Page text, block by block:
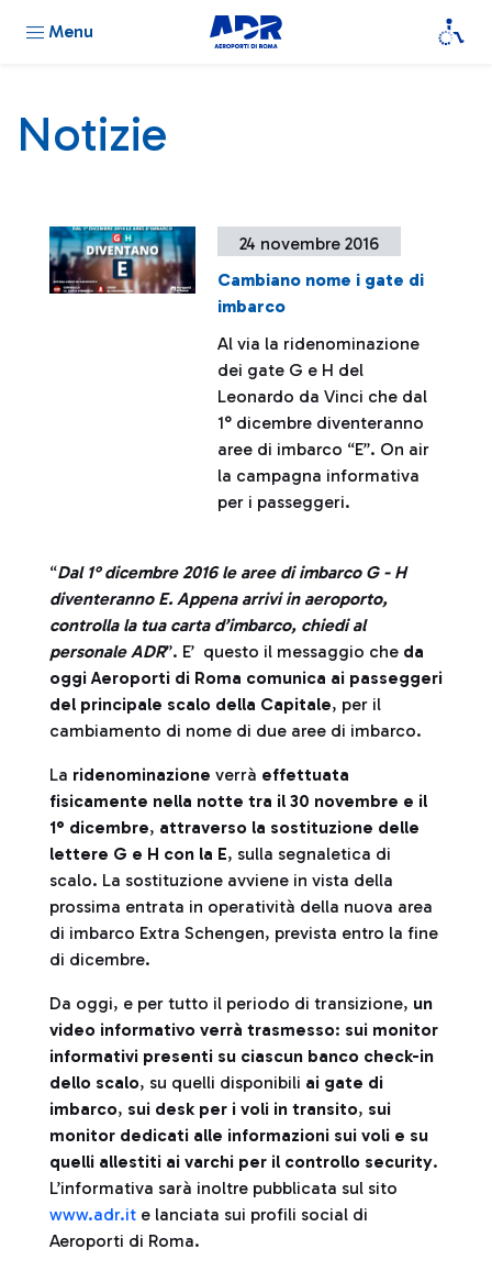
Menu
Notizie
24 novembre 2016
Cambiano nome i gate di
imbarco
Al via la ridenominazione
dei gate G e H del
Leonardo da Vinci che dal
1° dicembre diventeranno
aree di imbarco “E”. On air
la campagna informativa
per i passeggeri.
“Dal 1° dicembre 2016 le aree di imbarco G - H
diventeranno E. Appena arrivi in aeroporto,
controlla la tua carta d’imbarco, chiedi al
personale ADR”. E’ questo il messaggio che da
oggi Aeroporti di Roma comunica ai passeggeri
del principale scalo della Capitale, per il
cambiamento di nome di due aree di imbarco.
La ridenominazione verrà effettuata
fisicamente nella notte tra il 30 novembre e il
1° dicembre, attraverso la sostituzione delle
lettere G e H con la E, sulla segnaletica di
scalo. La sostituzione avviene in vista della
prossima entrata in operatività della nuova area
di imbarco Extra Schengen, prevista entro la fine
di dicembre.
Da oggi, e per tutto il periodo di transizione, un
video informativo verrà trasmesso: sui monitor
informativi presenti su ciascun banco check-in
dello scalo, su quelli disponibili ai gate di
imbarco, sui desk per i voli in transito, sui
monitor dedicati alle informazioni sui voli e su
quelli allestiti ai varchi per il controllo security.
L’informativa sarà inoltre pubblicata sul sito
www.adr.it e lanciata sui profili social di
Aeroporti di Roma.